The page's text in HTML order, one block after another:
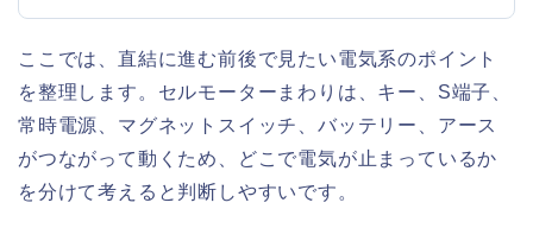
ここでは、直結に進む前後で見たい電気系のポイント
を整理します。セルモーターまわりは、キー、S端子、
常時電源、マグネットスイッチ、バッテリー、アース
がつながって動くため、どこで電気が止まっているか
を分けて考えると判断しやすいです。